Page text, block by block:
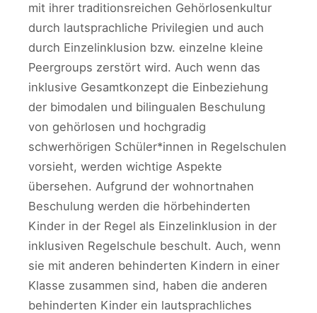
mit ihrer traditionsreichen Gehörlosenkultur
durch lautsprachliche Privilegien und auch
durch Einzelinklusion bzw. einzelne kleine
Peergroups zerstört wird. Auch wenn das
inklusive Gesamtkonzept die Einbeziehung
der bimodalen und bilingualen Beschulung
von gehörlosen und hochgradig
schwerhörigen Schüler*innen in Regelschulen
vorsieht, werden wichtige Aspekte
übersehen. Aufgrund der wohnortnahen
Beschulung werden die hörbehinderten
Kinder in der Regel als Einzelinklusion in der
inklusiven Regelschule beschult. Auch, wenn
sie mit anderen behinderten Kindern in einer
Klasse zusammen sind, haben die anderen
behinderten Kinder ein lautsprachliches